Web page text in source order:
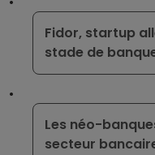
Fidor, startup
stade de
Les néo-
secteur